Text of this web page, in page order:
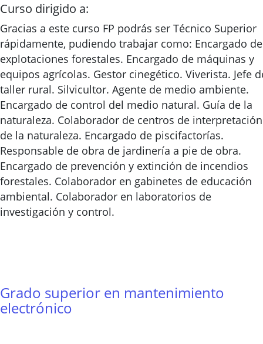
Curso dirigido a:
Gracias a este curso FP podrás ser Técnico Superior
rápidamente, pudiendo trabajar como: Encargado de
explotaciones forestales. Encargado de máquinas y
equipos agrícolas. Gestor cinegético. Viverista. Jefe
taller rural. Silvicultor. Agente de medio ambiente.
Encargado de control del medio natural. Guía de la
naturaleza. Colaborador de centros de interpretación
de la naturaleza. Encargado de piscifactorías.
Responsable de obra de jardinería a pie de obra.
Encargado de prevención y extinción de incendios
forestales. Colaborador en gabinetes de educación
ambiental. Colaborador en laboratorios de
investigación y control.
Grado superior en mantenimiento
electrónico